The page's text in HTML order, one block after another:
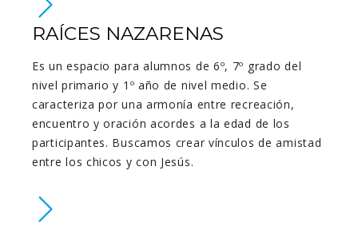
RAÍCES NAZARENAS
Es un espacio para alumnos de 6º, 7º grado del
nivel primario y 1º año de nivel medio. Se
caracteriza por una armonía entre recreación,
encuentro y oración acordes a la edad de los
participantes. Buscamos crear vínculos de amistad
entre los chicos y con Jesús.